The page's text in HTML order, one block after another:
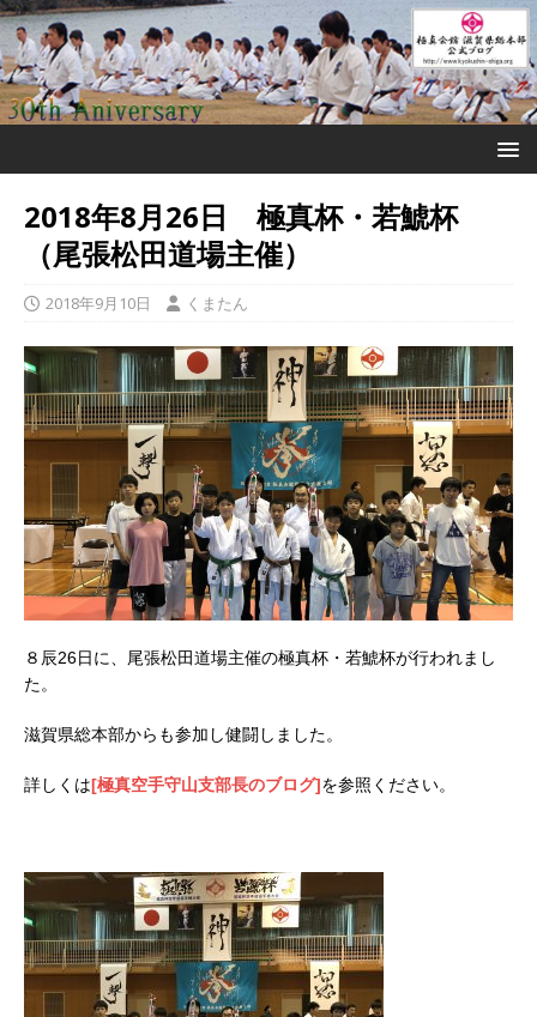
2018年8月26日 極真杯・若鯱杯
（尾張松田道場主催）
2018年9月10日 くまたん
８辰26日に、尾張松田道場主催の極真杯・若鯱杯が行われまし
た。
滋賀県総本部からも参加し健闘しました。
詳しくは[極真空手守山支部長のブログ]を参照ください。